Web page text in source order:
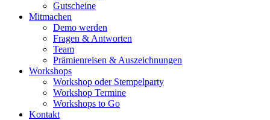
Gutscheine
Mitmachen
Demo werden
Fragen & Antworten
Team
Prämienreisen & Auszeichnungen
Workshops
Workshop oder Stempelparty
Workshop Termine
Workshops to Go
Kontakt